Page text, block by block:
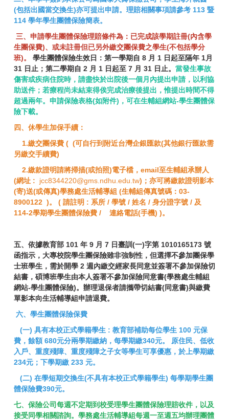
(包括出國當交換生)亦可提出申請。理賠相關事項請參考 113 暨
114 學年學生團體保險簡表。
三、申請學生團體保險理賠條件為：已完成該學期註冊(內含學
生團保費)、或未註冊但已另外繳交團保費之學生(不包括學分
班)。
學生團體保險生效日：第一學期自 8 月 1 日起至隔年 1月
31 日止；第二學期自 2 月 1 日起至 7 月 31 日止。 當發生事故
傷害或疾病住院時，請盡快於出院後一個月內提出申請，以利協
助送件；若療程尚未結束得俟完成治療後提出，惟提出時間不得
超過兩年。申請保險表格(如附件)，可在生輔組網站-學生團體保
險下載。
四、休學生加保手續：
1.繳交團保費 ( (可自行到附近台灣企銀匯款(其他銀行匯款需
另繳交手續費)
2.繳款證明請將掃描(或拍照)電子檔，email至生輔組承辦人
(網址 :
jcc8344220@gms.ndhu.edu.tw)；亦可將繳款證明影本
(寄)送(或傳真)學務處生活輔導組 (生輔組傳真號碼：03-
8900122 )。
( 請註明 : 系所 / 學號 / 姓名 / 身分證字號 / 及
114-2學期學生團體保險費 / 連絡電話(手機) )。
五、依據教育部 101 年 9 月 7 日臺訓(一)字第 1010165173 號
函指示，大專校院學生團保險雖非強制性，但選擇不參加團保學
士班學生，需於開學 2 週內繳交經家長同意並簽署不參加保險切
結書， 碩博班學生由本人簽署不參加保險同意書(學務處生輔組
網站-學生團體保險)。辦理退保者請攜帶切結書(同意書)與繳費
單影本向生活輔導組申請退費。
六、學生團體保險保費
(一) 具有本校正式學籍學生 : 教育部補助每位學生 100 元保
費，餘額 680元分兩學期繳納，每學期繳340元。 原住民、低收
入戶、重度殘障、重度殘障之子女等學生可享優惠，於上學期繳
234元；下學期繳 233 元。
(二) 在學短期交換生(不具有本校正式學籍學生) 每學期學生團
體保險費390元。
七、保險公司每週不定期到校受理學生團體保險理賠收件，以及
接受同學相關諮詢。學務處生活輔導組每週一至週五均辦理團體